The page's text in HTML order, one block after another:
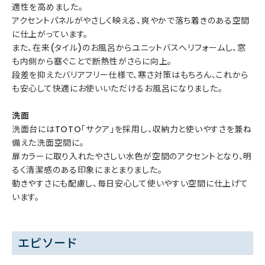
適性を高めました。
アクセントパネルがやさしく映える、爽やかで落ち着きのある空間
に仕上がっています。
また、在来(タイル)のお風呂からユニットバスへリフォームし、窓
も内側から塞ぐことで断熱性がさらに向上。
段差を抑えたバリアフリー仕様で、寒さ対策はもちろん、これから
も安心して快適にお使いいただけるお風呂になりました。
洗面
洗面台にはTOTO「サクア」を採用し、収納力と使いやすさを兼ね
備えた洗面空間に。
扉カラーに取り入れたやさしい水色が空間のアクセントとなり、明
るく清潔感のある印象にまとまりました。
動きやすさにも配慮し、毎日安心して使いやすい空間に仕上げて
います。
エピソード